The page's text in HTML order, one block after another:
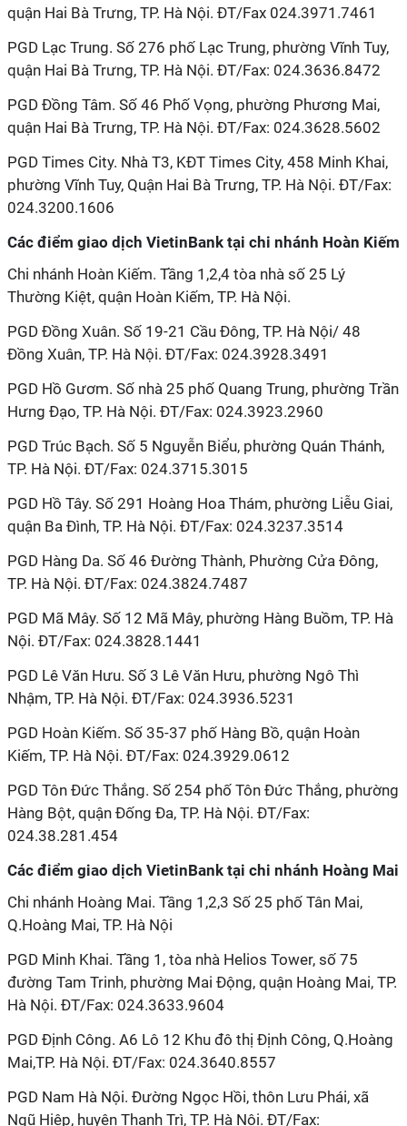
quận Hai Bà Trưng, TP. Hà Nội. ĐT/Fax 024.3971.7461
PGD Lạc Trung. Số 276 phố Lạc Trung, phường Vĩnh Tuy,
quận Hai Bà Trưng, TP. Hà Nội. ĐT/Fax: 024.3636.8472
PGD Đồng Tâm. Số 46 Phố Vọng, phường Phương Mai,
quận Hai Bà Trưng, TP. Hà Nội. ĐT/Fax: 024.3628.5602
PGD Times City. Nhà T3, KĐT Times City, 458 Minh Khai,
phường Vĩnh Tuy, Quận Hai Bà Trưng, TP. Hà Nội. ĐT/Fax:
024.3200.1606
Các điểm giao dịch VietinBank tại chi nhánh Hoàn Kiếm
Chi nhánh Hoàn Kiếm. Tầng 1,2,4 tòa nhà số 25 Lý
Thường Kiệt, quận Hoàn Kiếm, TP. Hà Nội.
PGD Đồng Xuân. Số 19-21 Cầu Đông, TP. Hà Nội/ 48
Đồng Xuân, TP. Hà Nội. ĐT/Fax: 024.3928.3491
PGD Hồ Gươm. Số nhà 25 phố Quang Trung, phường Trần
Hưng Đạo, TP. Hà Nội. ĐT/Fax: 024.3923.2960
PGD Trúc Bạch. Số 5 Nguyễn Biểu, phường Quán Thánh,
TP. Hà Nội. ĐT/Fax: 024.3715.3015
PGD Hồ Tây. Số 291 Hoàng Hoa Thám, phường Liễu Giai,
quận Ba Đình, TP. Hà Nội. ĐT/Fax: 024.3237.3514
PGD Hàng Da. Số 46 Đường Thành, Phường Cửa Đông,
TP. Hà Nội. ĐT/Fax: 024.3824.7487
PGD Mã Mây. Số 12 Mã Mây, phường Hàng Buồm, TP. Hà
Nội. ĐT/Fax: 024.3828.1441
PGD Lê Văn Hưu. Số 3 Lê Văn Hưu, phường Ngô Thì
Nhậm, TP. Hà Nội. ĐT/Fax: 024.3936.5231
PGD Hoàn Kiếm. Số 35-37 phố Hàng Bồ, quận Hoàn
Kiếm, TP. Hà Nội. ĐT/Fax: 024.3929.0612
PGD Tôn Đức Thắng. Số 254 phố Tôn Đức Thắng, phường
Hàng Bột, quận Đống Đa, TP. Hà Nội. ĐT/Fax:
024.38.281.454
Các điểm giao dịch VietinBank tại chi nhánh Hoàng Mai
Chi nhánh Hoàng Mai. Tầng 1,2,3 Số 25 phố Tân Mai,
Q.Hoàng Mai, TP. Hà Nội
PGD Minh Khai. Tầng 1, tòa nhà Helios Tower, số 75
đường Tam Trinh, phường Mai Động, quận Hoàng Mai, TP.
Hà Nội. ĐT/Fax: 024.3633.9604
PGD Định Công. A6 Lô 12 Khu đô thị Định Công, Q.Hoàng
Mai,TP. Hà Nội. ĐT/Fax: 024.3640.8557
PGD Nam Hà Nội. Đường Ngọc Hồi, thôn Lưu Phái, xã
Ngũ Hiệp, huyện Thanh Trì, TP. Hà Nội. ĐT/Fax: